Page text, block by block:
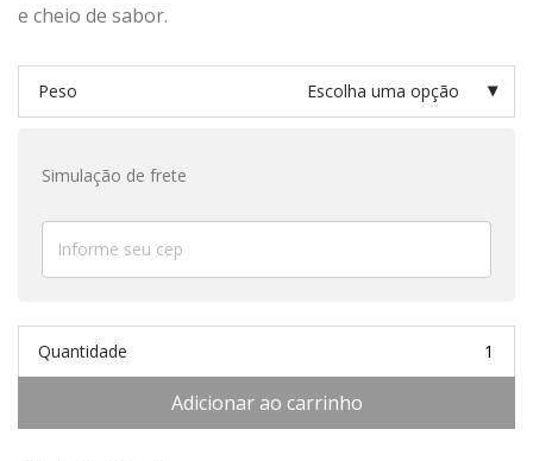
e cheio de sabor.
Peso Escolha uma opção
Simulação de frete
Quantidade
Adicionar ao carrinho